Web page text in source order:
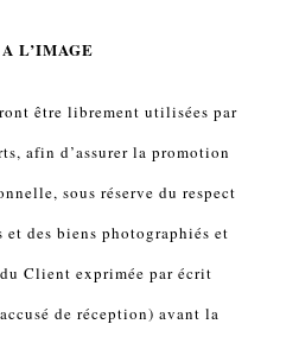
L’IMAGE
être librement utilisées par
afin d’assurer la promotion
sous réserve du respect
et des biens photographiés et
Client exprimée par écrit
de réception) avant la